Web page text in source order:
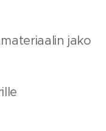
jako